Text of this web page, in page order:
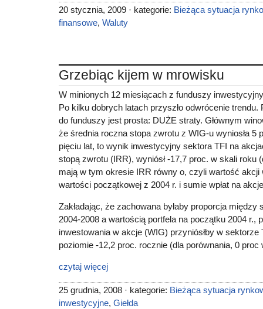
20 stycznia, 2009 · kategorie: Bieżąca sytuacja
finansowe, Waluty
Grzebiąc kijem w mrowisku
W minionych 12 miesiącach z funduszy
Po kilku dobrych latach przyszło odwrócenie
do funduszy jest prosta: DUŻE straty. Głównym
że średnia roczna stopa zwrotu z WIG-u wyniosła 5
pięciu lat, to wynik inwestycyjny sektora TFI na
stopą zwrotu (IRR), wyniósł -17,7 proc. w skali roku
mają w tym okresie IRR równy o, czyli wartość akcji
wartości początkowej z 2004 r. i sumie wpłat na
Zakładając, że zachowana byłaby proporcja między
2004-2008 a wartością portfela na początku 2004 r.,
inwestowania w akcje (WIG) przyniósłby w sektorze
poziomie -12,2 proc. rocznie (dla porównania, 0 proc
czytaj więcej
25 grudnia, 2008 · kategorie: Bieżąca sytuacja
inwestycyjne, Giełda